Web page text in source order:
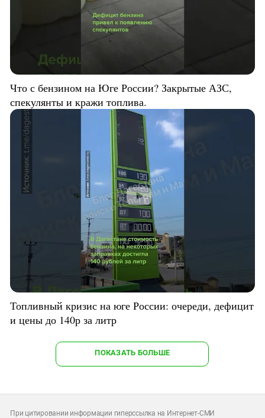
Что с бензином на Юге России? Закрытые АЗС,
спекулянты и кражи топлива.
Топливный кризис на юге России: очереди, дефицит
и цены до 140р за литр
ПОКАЗАТЬ БОЛЬШЕ
При цитировании информации гиперссылка на Интернет-СМИ